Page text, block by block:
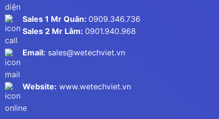
Sales 1 Mr Quân: 0909.346.736
Sales 2 Mr Lâm: 0901.940.968
Email: sales@wetechviet.vn
Website: www.wetechviet.vn